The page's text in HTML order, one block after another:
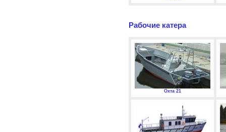
Рабочие катера
Охта 21